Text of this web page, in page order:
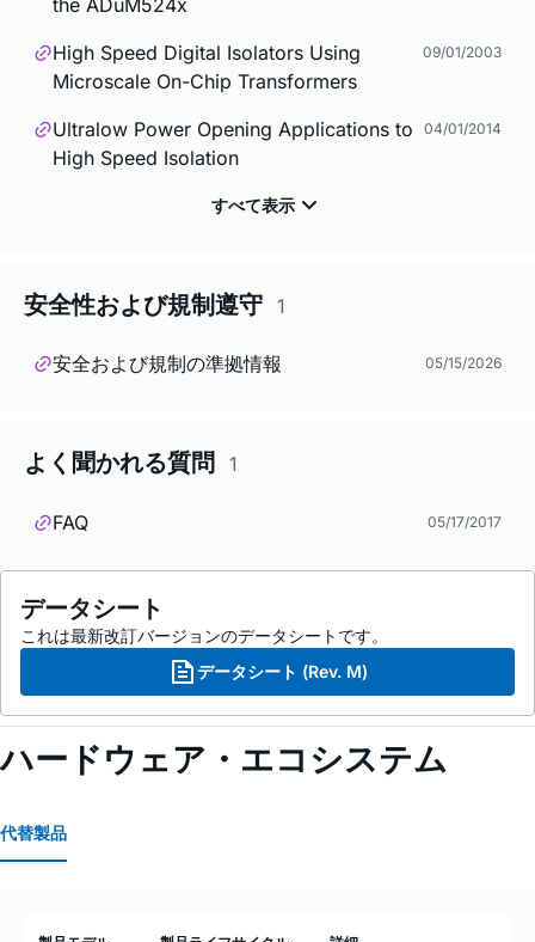
High Speed Digital Isolators Using
Microscale On-Chip Transformers
09/01/2003
Ultralow Power Opening Applications to
High Speed Isolation
04/01/2014
安全性および規制遵守 1
安全および規制の準拠情報 05/15/2026
よく聞かれる質問 1
FAQ 05/17/2017
データシート
これは最新改訂バージョンのデータシートです。
データシート (Rev. M)
ハードウェア・エコシステム
代替製品